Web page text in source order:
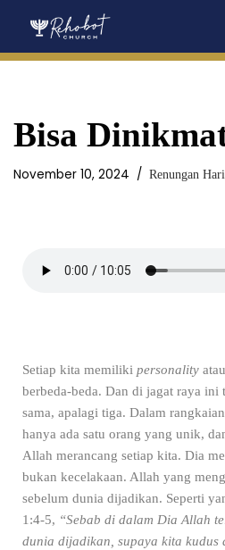
Bisa
November 10, 2024 Renungan
Setiap kita memiliki personality
berbeda-beda. Dan di jagat raya ini
sama, apalagi tiga. Dalam
hanya ada satu orang yang unik,
Allah merancang setiap kita. Dia
bukan kecelakaan. Allah yang
sebelum dunia dijadikan. Seperti
1:4-5, “Sebab di dalam Dia Allah
dunia dijadikan, supaya kita kudus